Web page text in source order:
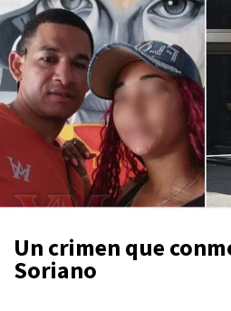
Un crimen que
Soriano